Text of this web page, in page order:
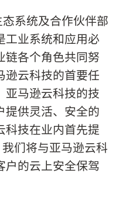
系统及合作伙伴部
工业系统和应用必
链各个角色共同努
逊云科技的首要任
亚马逊云科技的技
提供灵活、安全的
科技在业内首先提
们将与亚马逊云科
户的云上安全保驾